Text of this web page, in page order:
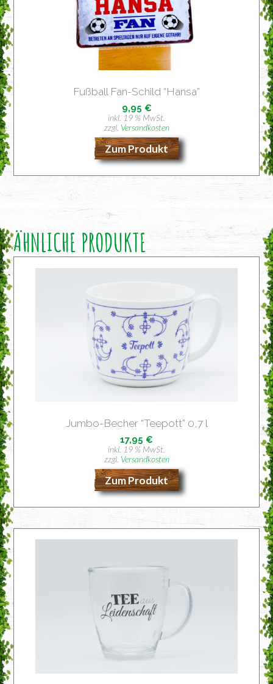
Fuß­ball Fan-Schild “Han­sa”
9,95 €
inkl. 19 % MwSt.
zzgl. Versandkosten
Zum Produkt
ÄHNLICHE PRODUKTE
Jum­bo-Becher “Tee­pott” 0,7 l
17,95 €
inkl. 19 % MwSt.
zzgl. Versandkosten
Zum Produkt